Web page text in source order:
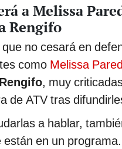
a Melissa
Rengifo
no cesará en
como Melissa
, muy
de ATV tras
a hablar,
están en un